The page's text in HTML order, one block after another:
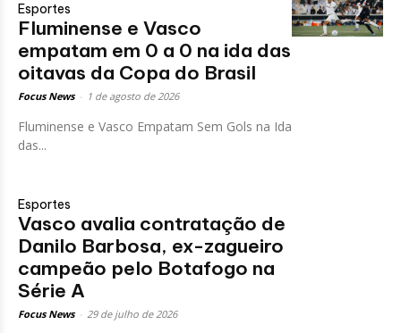
Esportes
Fluminense e Vasco
empatam em 0 a 0 na ida das
oitavas da Copa do Brasil
Focus News 1 de agosto de 2026
Fluminense e Vasco Empatam Sem Gols na Ida
das...
Esportes
Vasco avalia contratação de
Danilo Barbosa, ex-zagueiro
campeão pelo Botafogo na
Série A
Focus News 29 de julho de 2026